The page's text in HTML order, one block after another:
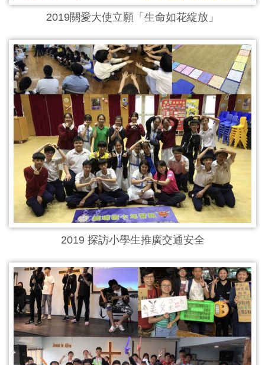
2019關愛大使立願「生命如花綻放」
2019 探訪小學生推廣交通安全